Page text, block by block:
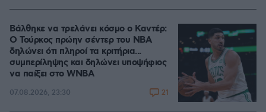
Βάλθηκε να τρελάνει κόσμο ο Καντέρ:
Ο Τούρκος πρώην σέντερ του NBA
δηλώνει ότι πληροί τα κριτήρια...
συμπερίληψης και δηλώνει υποψήφιος
να παίξει στο WNBA
07.08.2026, 23:30 21